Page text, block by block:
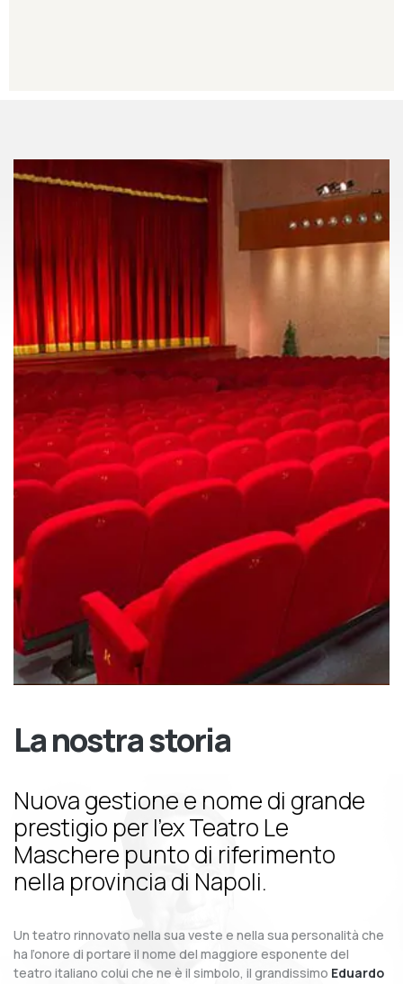
La nostra storia
Nuova gestione e nome di grande
prestigio per l’ex Teatro Le
Maschere punto di riferimento
nella provincia di Napoli.
Un teatro rinnovato nella sua veste e nella sua personalità che
ha l’onore di portare il nome del maggiore esponente del
teatro italiano colui che ne è il simbolo, il grandissimo Eduardo